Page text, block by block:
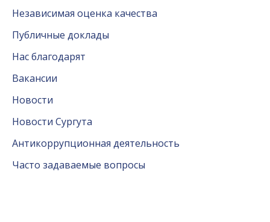
Независимая оценка качества
Публичные доклады
Нас благодарят
Вакансии
Новости
Новости Сургута
Антикоррупционная деятельность
Часто задаваемые вопросы